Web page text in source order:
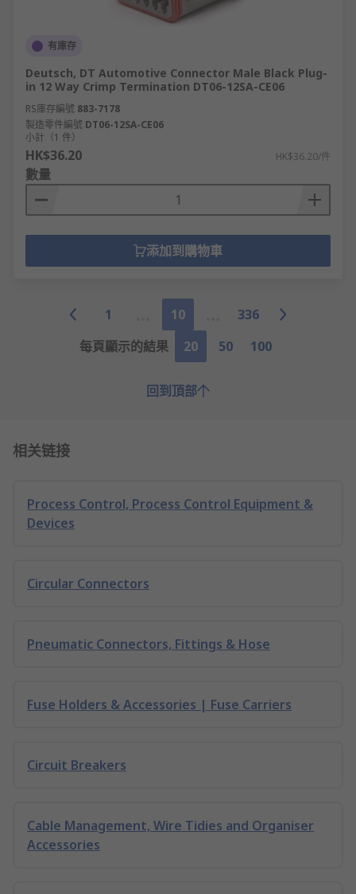
有庫存
Deutsch, DT Automotive Connector Male Black Plug-
in 12 Way Crimp Termination DT06-12SA-CE06
RS庫存編號 883-7178
製造零件編號 DT06-12SA-CE06
小計（1 件）
HK$36.20 HK$36.20/件
數量
添加到購物車
1 10
336
每頁顯示的結果
20 50 100
回到頂部
相关链接
Process Control, Process Control Equipment &
Devices
Circular Connectors
Pneumatic Connectors, Fittings & Hose
Fuse Holders & Accessories | Fuse Carriers
Circuit Breakers
Cable Management, Wire Tidies and Organiser
Accessories